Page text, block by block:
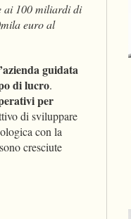
ai 100 miliardi di
euro al
guidata
di lucro.
per
di sviluppare
con la
cresciute